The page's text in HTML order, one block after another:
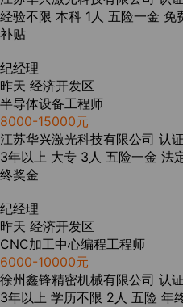
经验不限 本科 1人 五险一金 免
补贴
纪经理
昨天 经济开发区
半导体设备工程师
8000-15000元
江苏华兴激光科技有限公司 认证
3年以上 大专 3人 五险一金 法
终奖金
纪经理
昨天 经济开发区
CNC加工中心编程工程师
6000-10000元
徐州鑫锋精密机械有限公司 认证
3年以上 学历不限 2人 五险 年